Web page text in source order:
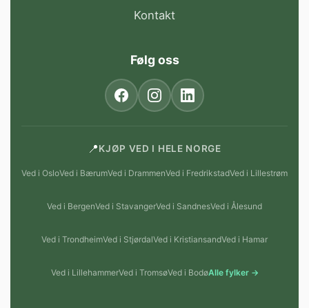
Kontakt
Følg oss
📍KJØP VED I HELE NORGE
Ved i OsloVed i BærumVed i DrammenVed i FredrikstadVed i Lillestrøm
Ved i BergenVed i StavangerVed i SandnesVed i Ålesund
Ved i TrondheimVed i StjørdalVed i KristiansandVed i Hamar
Ved i LillehammerVed i TromsøVed i BodøAlle fylker →